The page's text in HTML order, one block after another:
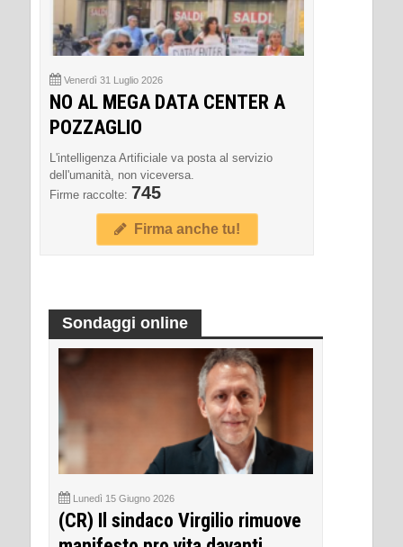
Venerdì 31 Luglio 2026
NO AL MEGA DATA CENTER A
POZZAGLIO
L'intelligenza Artificiale va posta al servizio
dell'umanità, non viceversa.
Firme raccolte: 745
Firma anche tu!
Sondaggi online
Lunedì 15 Giugno 2026
(CR) Il sindaco Virgilio rimuove